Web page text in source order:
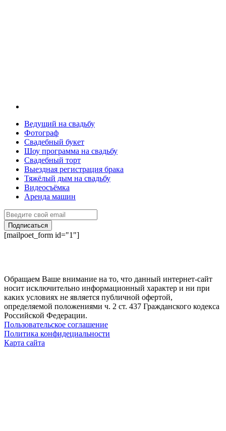
Ведущий на свадьбу
Фотограф
Свадебный букет
Шоу программа на свадьбу
Свадебный торт
Выездная регистрация брака
Тяжёлый дым на свадьбу
Видеосъёмка
Аренда машин
Подписаться
[mailpoet_form id="1"]
Обращаем Ваше внимание на то, что данный интернет-сайт
носит исключительно информационный характер и ни при
каких условиях не является публичной офертой,
определяемой положениями ч. 2 ст. 437 Гражданского кодекса
Российской Федерации.
Пользовательское соглашение
Политика конфидециальности
Карта сайта